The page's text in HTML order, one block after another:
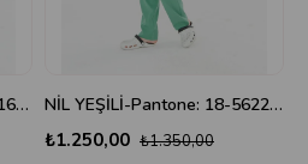
SU YEŞİLİ-Pantone: 14-5416 TCX Bermuda NİL YEŞİLİ-Pantone: 18-5622 TCX Frosty Spruce
₺1.250,00 ₺1.350,00